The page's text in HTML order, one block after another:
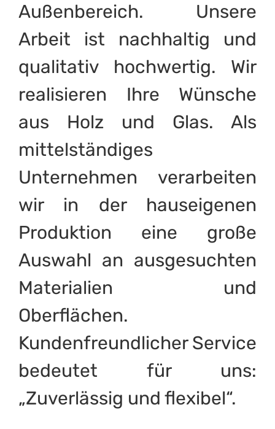
Außenbereich. Unsere
Arbeit ist nachhaltig und
qualitativ hochwertig. Wir
realisieren Ihre Wünsche
aus Holz und Glas. Als
mittelständiges
Unternehmen verarbeiten
wir in der hauseigenen
Produktion eine große
Auswahl an ausgesuchten
Materialien und
Oberflächen.
Kundenfreundlicher Service
bedeutet für uns:
„Zuverlässig und flexibel“.